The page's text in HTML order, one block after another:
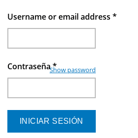
Username or email address *
Contraseña*
Show password